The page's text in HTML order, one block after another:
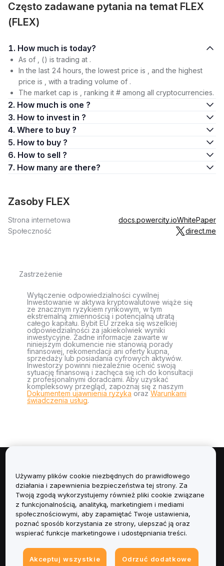
Często zadawane pytania na temat FLEX
(FLEX)
1. How much is today?
As of , () is trading at .
In the last 24 hours, the lowest price is , and the highest
price is , with a trading volume of .
The market cap is , ranking it # among all cryptocurrencies.
2. How much is one ?
3. How to invest in ?
4. Where to buy ?
5. How to buy ?
6. How to sell ?
7. How many are there?
Zasoby FLEX
Strona internetowa docs.powercity.ioWhitePaper
Społeczność
direct.me
Zastrzeżenie
Wyłączenie odpowiedzialności cywilnej
Inwestowanie w aktywa kryptowalutowe wiąże się
ze znacznym ryzykiem rynkowym, w tym
ekstremalną zmiennością i potencjalną utratą
całego kapitału. Bybit EU zrzeka się wszelkiej
odpowiedzialności za jakiekolwiek wyniki
inwestycyjne. Żadne informacje zawarte w
niniejszym dokumencie nie stanowią porady
finansowej, rekomendacji ani oferty kupna,
sprzedaży lub posiadania cyfrowych aktywów.
Inwestorzy powinni niezależnie ocenić swoją
sytuację finansową i zachęca się ich do konsultacji
z profesjonalnymi doradcami. Aby uzyskać
kompleksowy przegląd, zapoznaj się z naszym
Dokumentem ujawnienia ryzyka orazWarunkami
świadczenia usług.
Informacje
Usługi
Obsługa Klienta
Używamy plików cookie niezbędnych do prawidłowego
działania i zapewnienia bezpieczeństwa tej strony. Za
Twoją zgodą wykorzystujemy również pliki cookie związane
z funkcjonalnością, analityką, marketingiem i mediami
społecznościowymi, aby zapamiętać Twoje ustawienia,
poznać sposób korzystania ze strony, ulepszać ją oraz
wspierać funkcje marketingowe i udostępniania treści.
Akceptuj wszystkie
Odrzuć dodatkowe